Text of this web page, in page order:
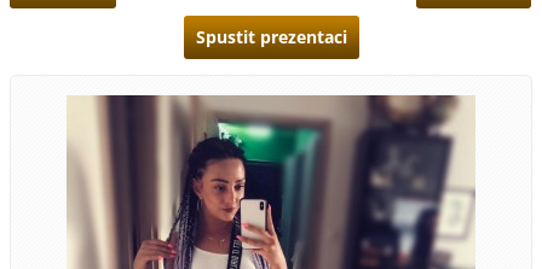
Spustit prezentaci